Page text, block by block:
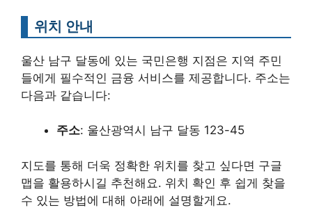
위치 안내
울산 남구 달동에 있는 국민은행 지점은 지역 주민
들에게 필수적인 금융 서비스를 제공합니다. 주소는
다음과 같습니다:
주소: 울산광역시 남구 달동 123-45
지도를 통해 더욱 정확한 위치를 찾고 싶다면 구글
맵을 활용하시길 추천해요. 위치 확인 후 쉽게 찾을
수 있는 방법에 대해 아래에 설명할게요.